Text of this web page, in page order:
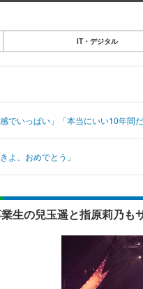
ショッピング
エンタメTOP
音楽
ライフTOP
ペット
IT・デジタル
でいっぱい」「本当にいい10年間だ
よ、おめでとう」
生の兒玉遥と指原莉乃も